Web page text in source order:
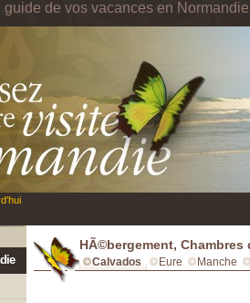
guide de vos vacances en Normandie
HÃ©bergement,
Calvados Eure Manche